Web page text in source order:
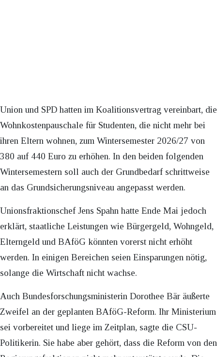
Union und SPD hatten im Koalitionsvertrag vereinbart, die
Wohnkostenpauschale für Studenten, die nicht mehr bei
ihren Eltern wohnen, zum Wintersemester 2026/27 von
380 auf 440 Euro zu erhöhen. In den beiden folgenden
Wintersemestern soll auch der Grundbedarf schrittweise
an das Grundsicherungsniveau angepasst werden.
Unionsfraktionschef Jens Spahn hatte Ende Mai jedoch
erklärt, staatliche Leistungen wie Bürgergeld, Wohngeld,
Elterngeld und BAföG könnten vorerst nicht erhöht
werden. In einigen Bereichen seien Einsparungen nötig,
solange die Wirtschaft nicht wachse.
Auch Bundesforschungsministerin Dorothee Bär äußerte
Zweifel an der geplanten BAföG-Reform. Ihr Ministerium
sei vorbereitet und liege im Zeitplan, sagte die CSU-
Politikerin. Sie habe aber gehört, dass die Reform von den